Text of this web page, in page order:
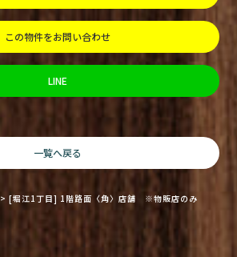
この物件をお問い合わせ
LINE
一覧へ戻る
>[堀江1丁目] 1階路面〈角〉店舗 ※物販店のみ